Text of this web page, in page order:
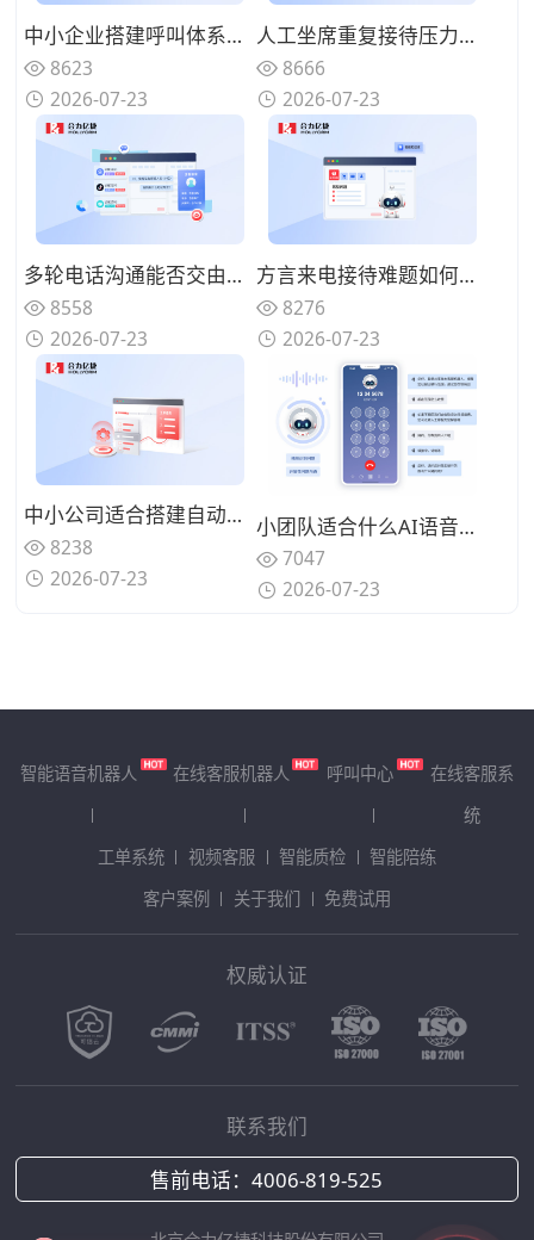
中小企业搭建呼叫体系怎样控制投入？轻量化AI语音机器人该如何部署？
8623
2026-07-23
人工坐席重复接待压力如何缓解？AI语音机器人如何构建人机协同体系？
8666
2026-07-23
多轮电话沟通能否交由系统完成？优质AI语音机器人具备哪些特征？
8558
2026-07-23
方言来电接待难题如何解决？具备方言识别能力的AI语音机器人怎么筛选？
8276
2026-07-23
中小公司适合搭建自动化呼叫体系吗？轻量化AI语音机器人怎么落地？
8238
2026-07-23
小团队适合什么AI语音机器人？2026年小团队选用AI语音机器人需要关注哪些要点
7047
2026-07-23
智能语音机器人 在线客服机器人 呼叫中心
在线客服系
统
工单系统
视频客服 智能质检
智能陪练
客户案例
关于我们 免费试用
权威认证
联系我们
售前电话：4006-819-525